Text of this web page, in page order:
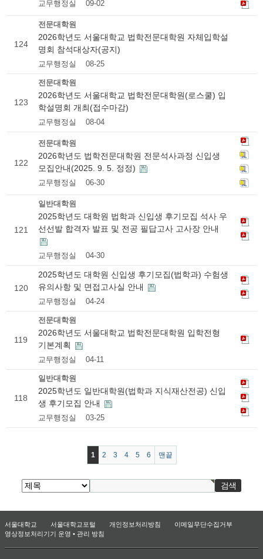
교무행정실 09-02
124
전문대학원
2026학년도 서울대학교 법학전문대학원 자체입학설
명회 참석대상자(공지)
교무행정실 08-25
123
전문대학원
2026학년도 서울대학교 법학전문대학원(로스쿨) 입
학설명회 개최(접수마감)
교무행정실 08-04
122
전문대학원
2026학년도 법학전문대학원 전문석사과정 신입생
모집안내(2025. 9. 5. 정정)
교무행정실 06-30
121
일반대학원
2025학년도 대학원 법학과 신입생 후기모집 석사 우
선선발 합격자 발표 및 전공 필답고사 고사장 안내
교무행정실 04-30
120
2025학년도 대학원 신입생 후기모집(법학과) 수험생
유의사항 및 면접고사실 안내
교무행정실 04-24
119
전문대학원
2026학년도 서울대학교 법학전문대학원 입학전형
기본계획
교무행정실 04-11
118
일반대학원
2025학년도 일반대학원(법학과 지식재산전공) 신입
생 후기모집 안내
교무행정실 03-25
1 2 3 4 5 6 맨끝
서울대학교 서울대학교포털 개인정보처리방침
이메일무단수집거부
영상정보처리기기 운영 • 관리 방침